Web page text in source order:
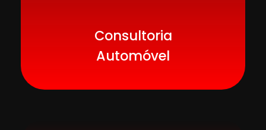
Consultoria
Automóvel